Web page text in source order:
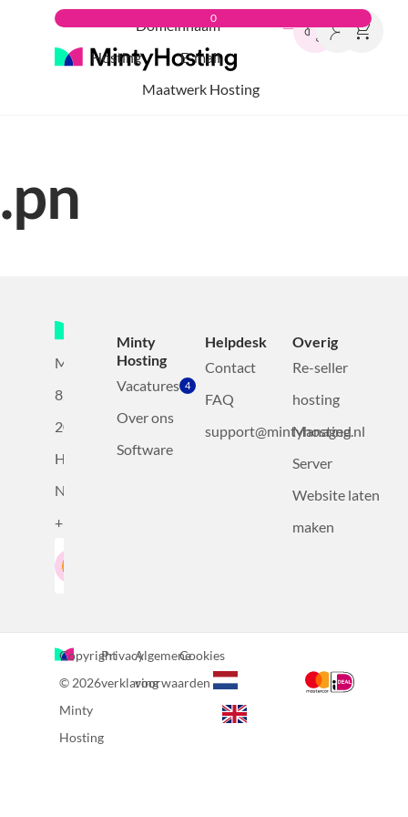
Domeinnaam
Hosting
E-mail
Maatwerk Hosting
0
.pn
Mollerusweg
82
2031BZ
Haarlem,
Nederland
+31232305815
Minty
Hosting
Vacatures 4
Over ons
Software
Helpdesk
Contact
FAQ
support@mintyhosting.nl
Overig
Re-seller
hosting
Managed
Server
Website laten
maken
Copyright
© 2026
Minty
Hosting
Privacy
verklaring
Algemene
voorwaarden
Cookies